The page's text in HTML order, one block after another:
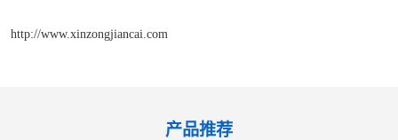
http://www.xinzongjiancai.com
产品推荐